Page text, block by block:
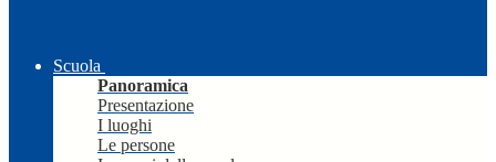
Scuola
Panoramica
Presentazione
I luoghi
Le persone